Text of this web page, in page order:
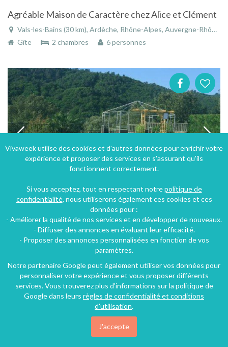
Agréable Maison de Caractère chez Alice et Clément
Vals-les-Bains (30 km), Ardèche, Rhône-Alpes, Auvergne-Rhône-Alpes, France
Gîte
2 chambres 6 personnes
Vals-les-Bains (31 km), Ardèche, Rhône-Alpes, Auvergne-Rhône-Alpes, France
71€
Vivaweek utilise des cookies et d'autres données pour enrichir votre
expérience et proposer des services en s'assurant qu'ils
fonctionnent correctement.
Si vous acceptez, tout en respectant notrepolitique de
confidentialité, nous utiliserons également ces cookies et ces
données pour :
- Améliorer la qualité de nos services et en développer de nouveaux.
- Diffuser des annonces en évaluant leur efficacité.
- Proposer des annonces personnalisées en fonction de vos
paramètres.
Notre partenaire Google peut également utiliser vos données pour
personnaliser votre expérience et vous proposer différents
services. Vous trouverez plus d'informations sur la politique de
Google dans leurs règles de confidentialité et conditions
d'utilisation.
J'accepte